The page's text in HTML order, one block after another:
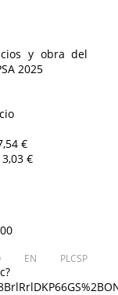
y obra del
2025
€
€
EN PLCSP